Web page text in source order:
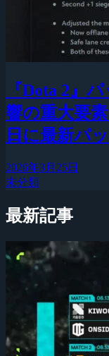
『Dota 2』
響の重大要
日に最新パ
2026年3月25日
未分類
最新記事